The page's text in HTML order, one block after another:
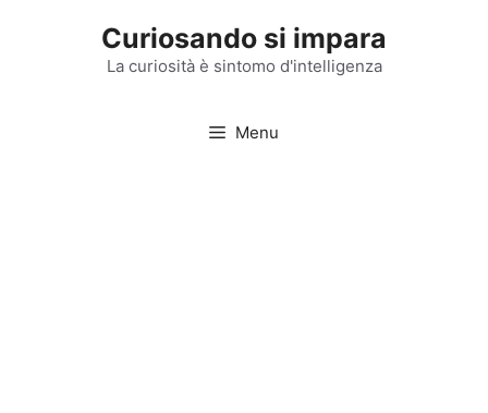
Curiosando si impara
La curiosità è sintomo d'intelligenza
Menu